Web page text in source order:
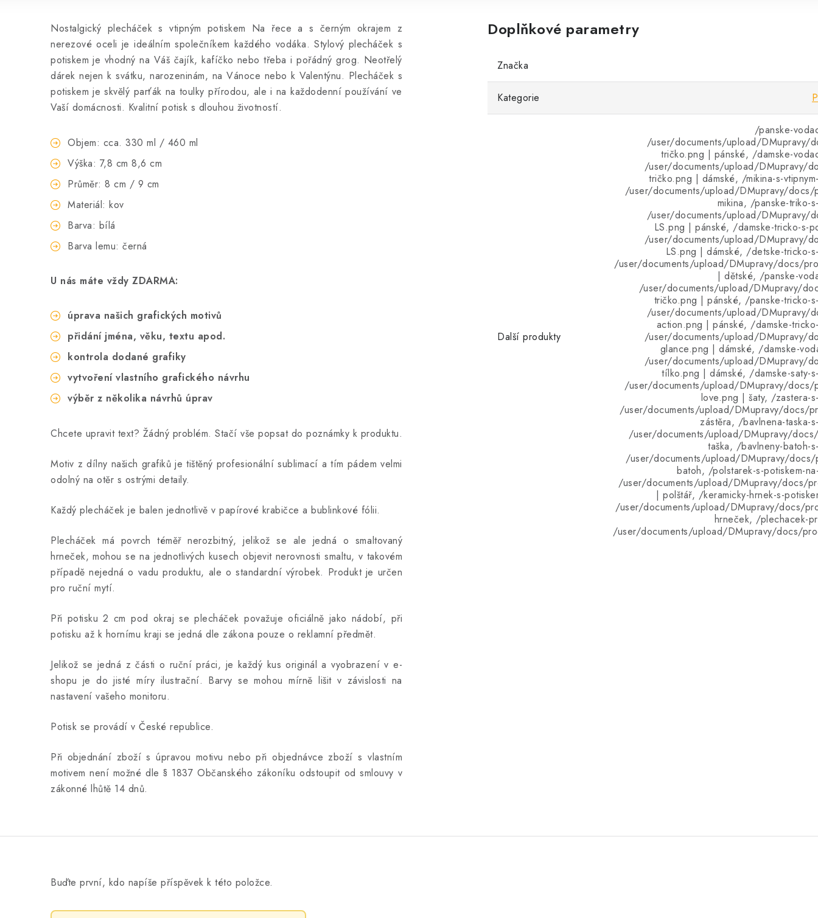
Nostalgický plecháček s vtipným potiskem Na řece a s černým okrajem z
nerezové oceli je ideálním společníkem každého vodáka. Stylový plecháček s
potiskem je vhodný na Váš čajík, kafíčko nebo třeba i pořádný grog. Neotřelý
dárek nejen k svátku, narozeninám, na Vánoce nebo k Valentýnu. Plecháček s
potiskem je skvělý parťák na toulky přírodou, ale i na každodenní používání ve
Vaší domácnosti. Kvalitní potisk s dlouhou životností.
Objem: cca. 330 ml / 460 ml
Výška: 7,8 cm 8,6 cm
Průměr: 8 cm / 9 cm
Materiál: kov
Barva: bílá
Barva lemu: černá
U nás máte vždy ZDARMA:
úprava našich grafických motivů
přidání jména, věku, textu apod.
kontrola dodané grafiky
vytvoření vlastního grafického návrhu
výběr z několika návrhů úprav
Chcete upravit text? Žádný problém. Stačí vše popsat do poznámky k produktu.
Motiv z dílny našich grafiků je tištěný profesionální sublimací a tím pádem velmi
odolný na otěr s ostrými detaily.
Každý plecháček je balen jednotlivě v papírové krabičce a bublinkové fólii.
Plecháček má povrch téměř nerozbitný, jelikož se ale jedná o smaltovaný
hrneček, mohou se na jednotlivých kusech objevit nerovnosti smaltu, v takovém
případě nejedná o vadu produktu, ale o standardní výrobek. Produkt je určen
pro ruční mytí.
Při potisku 2 cm pod okraj se plecháček považuje oficiálně jako nádobí, při
potisku až k hornímu kraji se jedná dle zákona pouze o reklamní předmět.
Jelikož se jedná z části o ruční práci, je každý kus originál a vyobrazení v e-
shopu je do jisté míry ilustrační. Barvy se mohou mírně lišit v závislosti na
nastavení vašeho monitoru.
Potisk se provádí v České republice.
Při objednání zboží s úpravou motivu nebo při objednávce zboží s vlastním
motivem není možné dle § 1837 Občanského zákoníku odstoupit od smlouvy v
zákonné lhůtě 14 dnů.
Doplňkové parametry
Značka
Kategorie
Další produkty
/panske-
/user/documents/upload/DMupravy/
tričko.png | pánské, /damske-
/user/documents/upload/DMupravy/
tričko.png | dámské, /mikina-s-
/user/documents/upload/DMupravy/docs/
mikina, /panske-triko-
/user/documents/upload/DMupravy/
LS.png | pánské, /damske-tricko-s-
/user/documents/upload/DMupravy/
LS.png | dámské, /detske-tricko-
/user/documents/upload/DMupravy/docs/
| dětské, /panske-
/user/documents/upload/DMupravy/
tričko.png | pánské, /panske-tricko-
/user/documents/upload/DMupravy/
action.png | pánské, /damske-
/user/documents/upload/DMupravy/
glance.png | dámské, /damske-
/user/documents/upload/DMupravy/
tílko.png | dámské, /damske-saty-
/user/documents/upload/DMupravy/docs/
love.png | šaty, /zastera-
/user/documents/upload/DMupravy/docs/
zástěra, /bavlnena-taska-
/user/documents/upload/DMupravy/
taška, /bavlneny-batoh-
/user/documents/upload/DMupravy/
batoh, /polstarek-s-potiskem-
/user/documents/upload/DMupravy/docs/
| polštář, /keramicky-hrnek-s-
/user/documents/upload/DMupravy/docs/
hrneček, /plechacek-
/user/documents/upload/DMupravy/docs/
Buďte první, kdo napíše příspěvek k této položce.